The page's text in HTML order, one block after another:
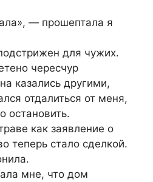
— прошептала я
для чужих.
чересчур
казались другими,
отдалиться от меня,
остановить.
как заявление о
теперь стало сделкой.
мне, что дом